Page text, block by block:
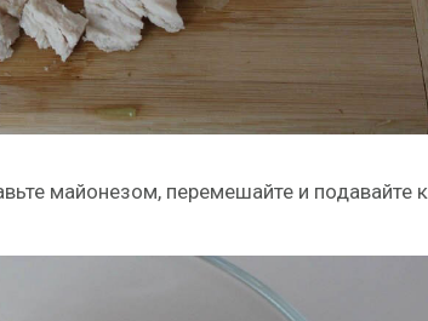
майонезом, перемешайте и подавайте к